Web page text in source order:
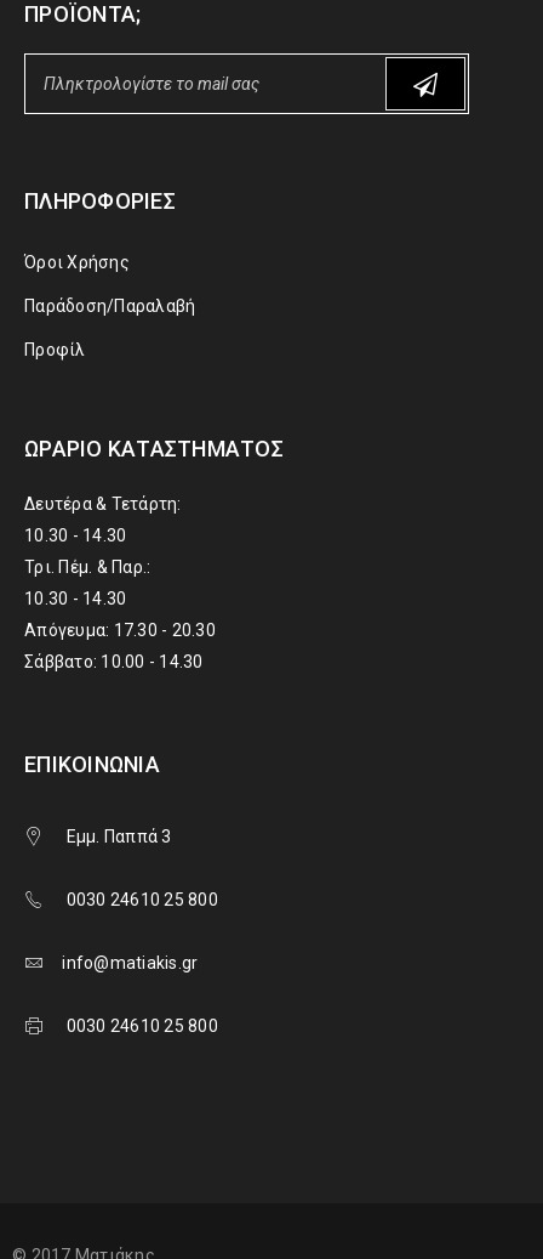
ΠΡΟΪΌΝΤΑ;
ΠΛΗΡΟΦΟΡΊΕΣ
Όροι Χρήσης
Παράδοση/Παραλαβή
Προφίλ
ΩΡΆΡΙΟ ΚΑΤΑΣΤΉΜΑΤΟΣ
Δευτέρα & Τετάρτη:
10.30 - 14.30
Τρι. Πέμ. & Παρ.:
10.30 - 14.30
Απόγευμα: 17.30 - 20.30
Σάββατο: 10.00 - 14.30
ΕΠΙΚΟΙΝΩΝΊΑ
Εμμ. Παππά 3
0030 24610 25 800
info@matiakis.gr
0030 24610 25 800